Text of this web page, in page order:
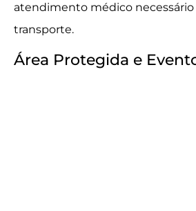
atendimento médico
transporte.
Área Protegida e